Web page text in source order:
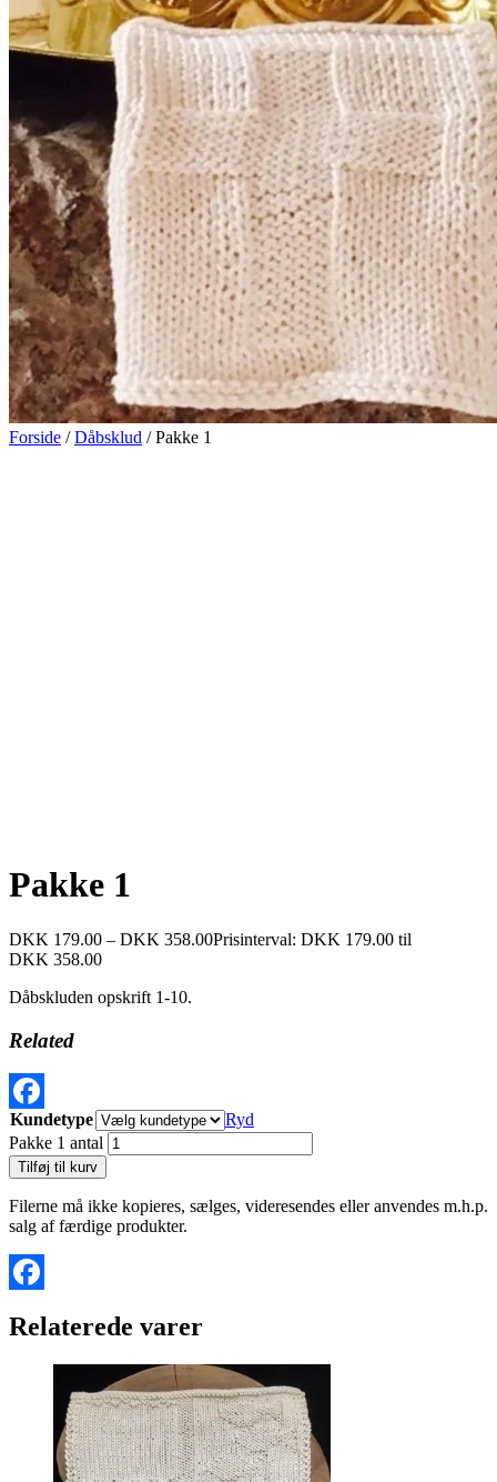
Forside /Dåbsklud / Pakke 1
Pakke 1
DKK 179.00 – DKK 358.00Prisinterval: DKK 179.00 til
DKK 358.00
Dåbskluden opskrift 1-10.
Related
Facebook
Kundetype
Ryd
Pakke 1 antal
Tilføj til kurv
Filerne må ikke kopieres, sælges, videresendes eller anvendes m.h.p.
salg af færdige produkter.
Relaterede varer